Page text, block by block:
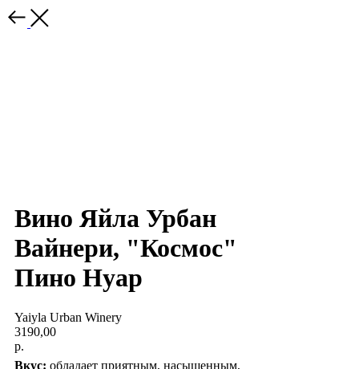
Вино Яйла Урбан
Вайнери, "Космос"
Пино Нуар
Yaiyla Urban Winery
3190,00
р.
Вкус: обладает приятным, насыщенным,